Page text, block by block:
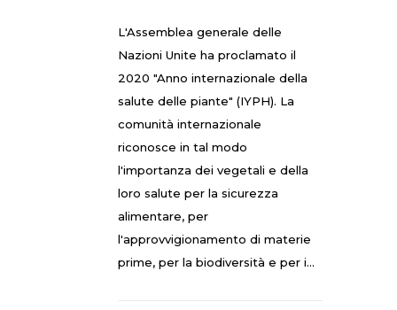
L'Assemblea generale delle
Nazioni Unite ha proclamato il
2020 "Anno internazionale della
salute delle piante" (IYPH). La
comunità internazionale
riconosce in tal modo
l'importanza dei vegetali e della
loro salute per la sicurezza
alimentare, per
l'approvvigionamento di materie
prime, per la biodiversità e per i...